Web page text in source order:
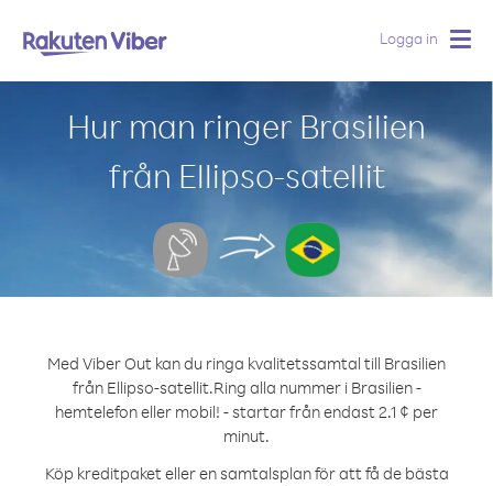
Logga in
Hur man ringer Brasilien
från Ellipso-satellit
Med Viber Out kan du ringa kvalitetssamtal till Brasilien
från Ellipso-satellit.Ring alla nummer i Brasilien -
hemtelefon eller mobil! - startar från endast 2.1 ¢ per
minut.
Köp kreditpaket eller en samtalsplan för att få de bästa